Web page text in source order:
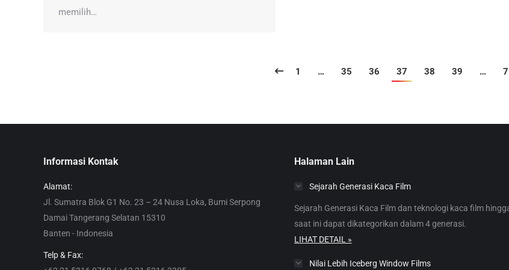
memilih…
1 … 35 36 37 38 39 …
Informasi Kontak
Alamat:
Jl. Sumatra Blok G1 No. 23 – 24 Nusa Loka, Bumi Serpong
Damai Tangerang Selatan 15310
Banten - Indonesia
Telp & Fax:
Halaman Lain
Sejarah Generasi Kaca Film
Sejarah Generasi Kaca Film dan teknologi kaca film
saat ini dapat dikategorikan dalam 4 generasi.
LIHAT DETAIL »
Nilai Lebih Iceberg Window Films